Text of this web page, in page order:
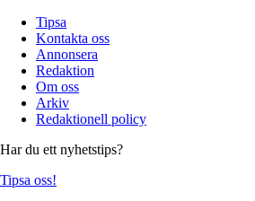
Tipsa
Kontakta oss
Annonsera
Redaktion
Om oss
Arkiv
Redaktionell policy
Har du ett nyhetstips?
Tipsa oss!